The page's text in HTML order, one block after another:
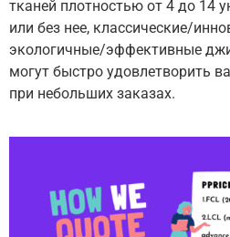
тканей плотностью от 4 до 14
или без нее, классические/
экологичные/эффективные
могут быстро удовлетворить
при небольших заказах.